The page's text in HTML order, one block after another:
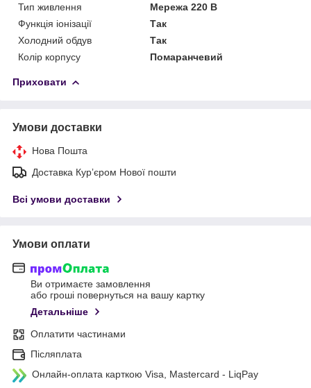
Тип живлення
Мережа 220 В
Функція іонізації
Так
Холодний обдув
Так
Колір корпусу
Помаранчевий
Приховати
Умови доставки
Нова Пошта
Доставка Курʼєром Нової пошти
Всі умови доставки
Умови оплати
Ви отримаєте замовлення
або гроші повернуться на вашу картку
Детальніше
Оплатити частинами
Післяплата
Онлайн-оплата карткою Visa, Mastercard - LiqPay